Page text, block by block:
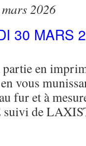
mars 2026
30 MARS
en
vous
fur et à
suivi de